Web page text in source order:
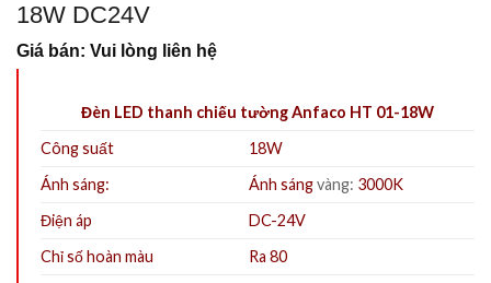
18W DC24V
Giá bán: Vui lòng liên hệ
Đèn LED thanh chiếu tường Anfaco HT 01-18W
Công suất
18W
Ánh sáng:
Ánh sángvàng: 3000K
Điện áp
DC-24V
Chỉ số hoàn màu
Ra 80